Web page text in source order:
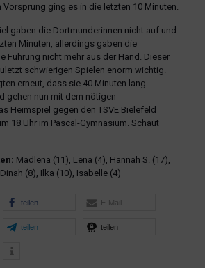
Vorsprung ging es in die letzten 10 Minuten.
gaben die Dortmunderinnen nicht auf und
Minuten, allerdings gaben die
Führung nicht mehr aus der Hand. Dieser
schwierigen Spielen enorm wichtig.
erneut, dass sie 40 Minuten lang
gehen nun mit dem nötigen
Heimspiel gegen den TSVE Bielefeld
18 Uhr im Pascal-Gymnasium. Schaut
Madlena (11), Lena (4), Hannah S. (17),
(8), Ilka (10), Isabelle (4)
teilen E-Mail
teilen teilen